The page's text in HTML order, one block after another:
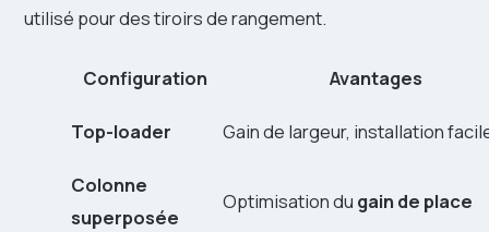
utilisé pour des tiroirs de rangement.
Configuration Avantages
Top-loader Gain de largeur, installation
Colonne
superposée
Optimisation du gain de place